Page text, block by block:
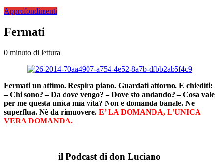
Approfondimenti
Fermati
0 minuto di lettura
Fermati un attimo. Respira piano. Guardati attorno. E chiediti:
– Chi sono? – Da dove vengo? – Dove sto andando? – Cosa vale
per me questa unica mia vita? Non è domanda banale. Nè
superflua. Nè da rimuovere. E’ LA DOMANDA, L’UNICA
VERA DOMANDA.
il Podcast di don Luciano